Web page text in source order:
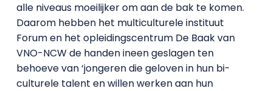
alle niveaus moeilijker om aan de bak te komen.
Daarom hebben het multiculturele instituut
Forum en het opleidingscentrum De Baak van
VNO-NCW de handen ineen geslagen ten
behoeve van ‘jongeren die geloven in hun bi-
culturele talent en willen werken aan hun